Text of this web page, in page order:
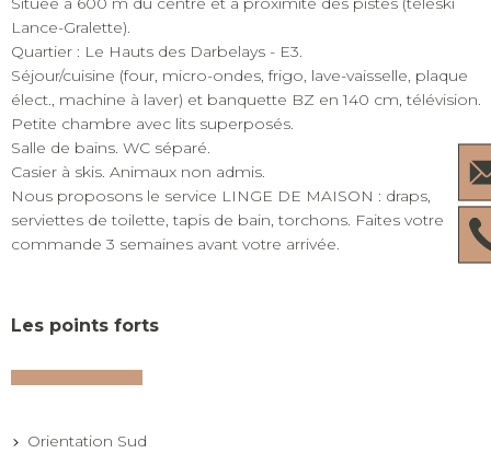
Lance-Gralette).
Quartier : Le Hauts des Darbelays - E3.
Séjour/cuisine (four, micro-ondes, frigo, lave-vaisselle, plaque
élect., machine à laver) et banquette BZ en 140 cm, télévision.
Petite chambre avec lits superposés.
Salle de bains. WC séparé.
Casier à skis. Animaux non admis.
Nous proposons le service LINGE DE MAISON : draps,
serviettes de toilette, tapis de bain, torchons. Faites votre
commande 3 semaines avant votre arrivée.
Les points forts
Orientation Sud